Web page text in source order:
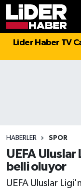
Lider Haber TV
HABERLER SPOR
UEFA
belli oluyor
UEFA Uluslar
Politika
Magazin
Spor
Sağlık
Hava Durumu
Süper Lig
Tüm
Son Dakika